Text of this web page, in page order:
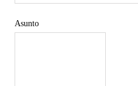
Asunto